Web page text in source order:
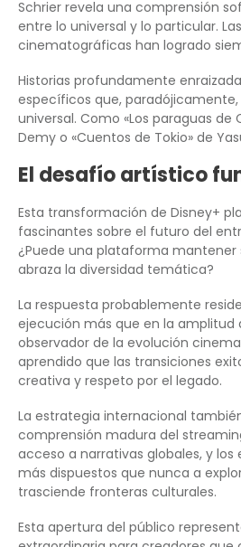
Schrier revela una comprensión
entre lo universal y lo particular.
cinematográficas han logrado
Historias profundamente
específicos que,
universal. Como «Los paraguas de
Demy o «Cuentos de Tokio» de
El desafío artístico
Esta transformación de Disney+
fascinantes sobre el futuro del
¿Puede una plataforma
abraza la diversidad temática?
La respuesta probablemente
ejecución más que en la amplitud
observador de la evolución
aprendido que las transiciones
creativa y respeto por el legado.
La estrategia internacional
comprensión madura del
acceso a narrativas globales, y
más dispuestos que nunca a
trasciende fronteras culturales.
Esta apertura del público